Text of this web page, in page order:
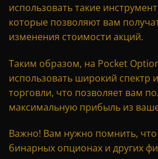
использовать такие
которые позволяют вам
изменения стоимости акций.
Таким образом, на Pocket
использовать широкий спектр
торговли, что позволяет вам
максимальную прибыль из
Важно! Вам нужно помнить, что
бинарных опционах и других